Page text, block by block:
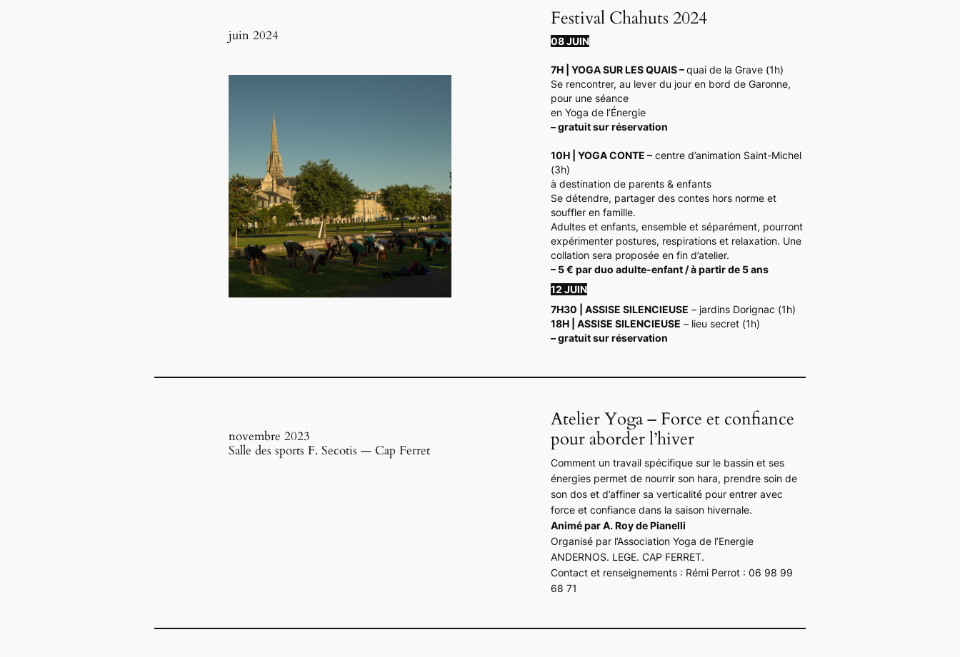
juin 2024
Festival Chahuts 2024
08 JUIN
7H | YOGA SUR LES QUAIS –quai de la Grave (1h)
Se rencontrer, au lever du jour en bord de Garonne,
pour une séance
en Yoga de l’Énergie
– gratuit sur réservation
10H | YOGA CONTE –centre d’animation Saint-Michel
(3h)
à destination de parents & enfants
Se détendre, partager des contes hors norme et
souffler en famille.
Adultes et enfants, ensemble et séparément, pourront
expérimenter postures, respirations et relaxation. Une
collation sera proposée en fin d’atelier.
– 5 € par duo adulte-enfant / à partir de 5 ans
12 JUIN
7H30 | ASSISE SILENCIEUSE – jardins Dorignac (1h)
18H | ASSISE SILENCIEUSE – lieu secret (1h)
– gratuit sur réservation
novembre 2023
Salle des sports F. Secotis — Cap Ferret
Atelier Yoga – Force et confiance
pour aborder l’hiver
Comment un travail spécifique sur le bassin et ses
énergies permet de nourrir son hara, prendre soin de
son dos et d’affiner sa verticalité pour entrer avec
force et confiance dans la saison hivernale.
Animé par A. Roy de Pianelli
Organisé par l’Association Yoga de l’Energie
ANDERNOS. LEGE. CAP FERRET.
Contact et renseignements : Rémi Perrot : 06 98 99
68 71